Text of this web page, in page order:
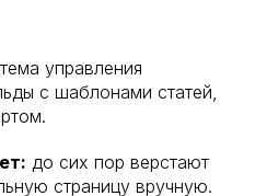
управления
с шаблонами статей,
до сих пор верстают
страницу вручную.